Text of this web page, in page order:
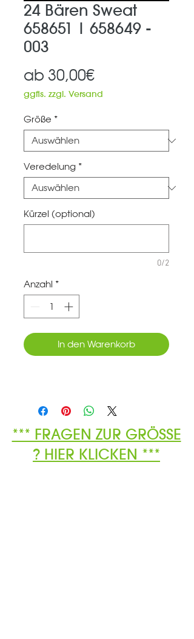
24 Bären Sweat
658651 | 658649 -
003
ab 30,00€Sale-
Preis
ggfls. zzgl. Versand
Größe *
Veredelung *
Kürzel (optional)
0/2
Anzahl *
In den Warenkorb
*** FRAGEN ZUR GRÖSSE
? HIER KLICKEN ***